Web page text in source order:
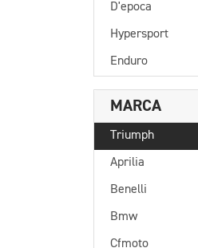
D'epoca
Hypersport
Enduro
MARCA
Triumph
Aprilia
Benelli
Bmw
Cfmoto